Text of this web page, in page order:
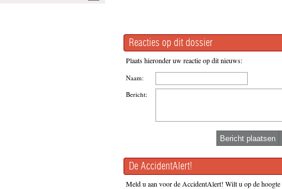
Reacties op dit dossier
Plaats hieronder uw reactie op dit nieuws:
Naam:
Bericht:
De AccidentAlert!
Meld u aan voor de AccidentAlert! Wilt u op de hoogte